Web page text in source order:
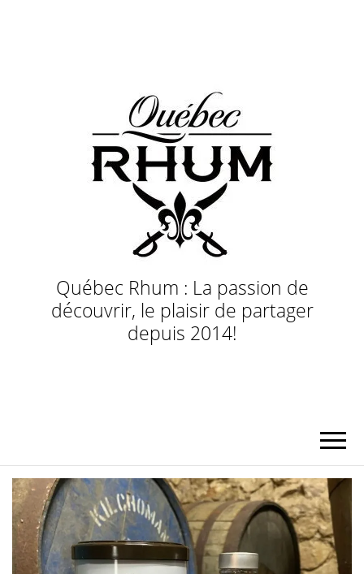
Québec Rhum : La passion de
découvrir, le plaisir de partager
depuis 2014!